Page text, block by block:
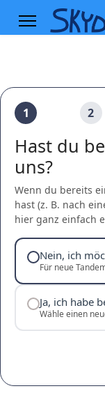
1 2
Hast du
uns?
Wenn du bereits
hast (z. B. nach
hier ganz einfach
Nein, ich
Für neue
Ja, ich habe
Wähle einen